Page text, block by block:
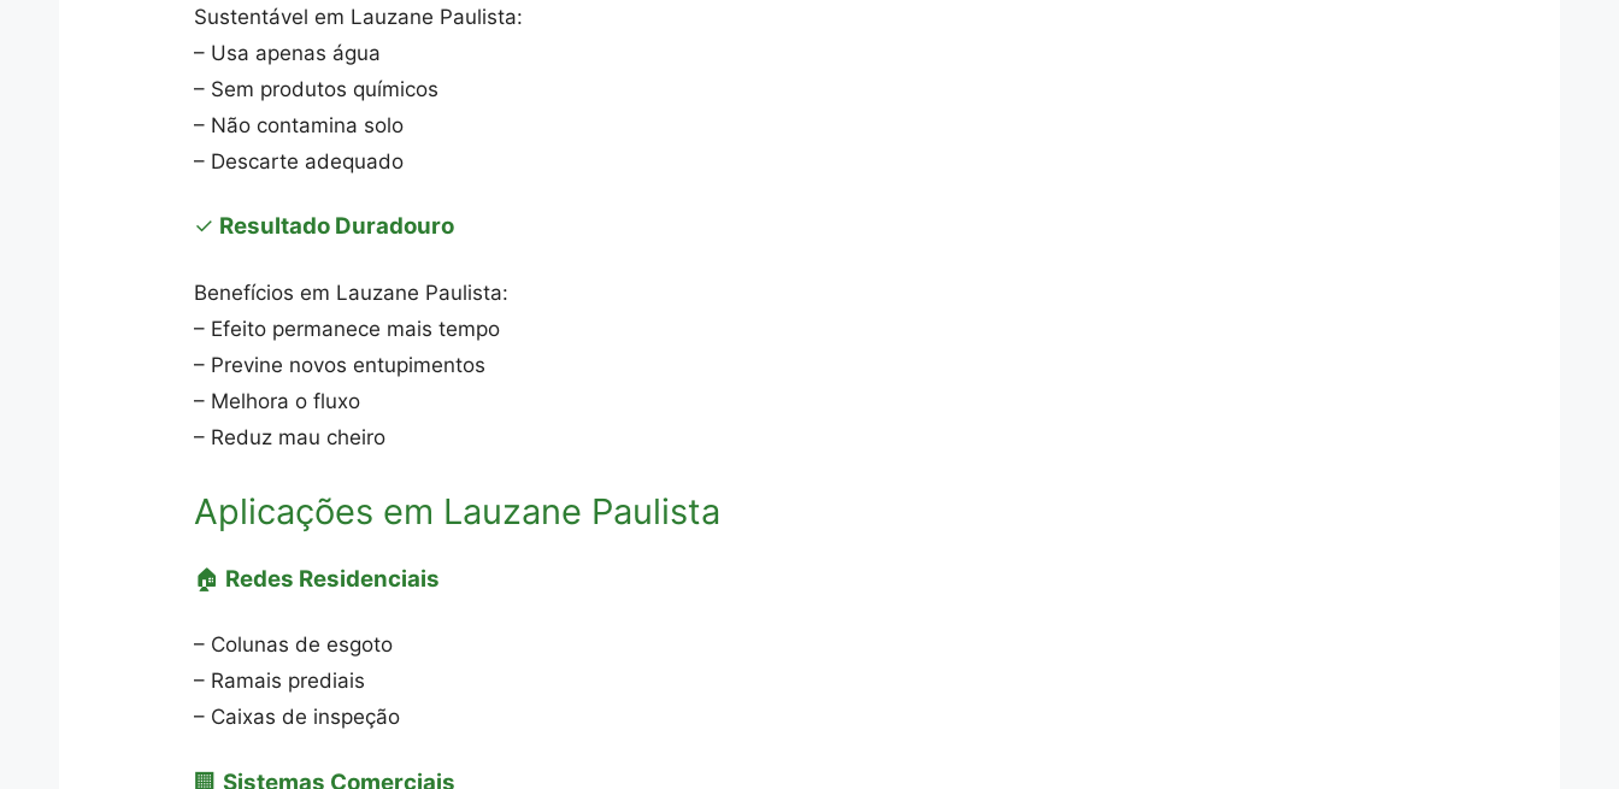
Sustentável em Lauzane Paulista:
– Usa apenas água
– Sem produtos químicos
– Não contamina solo
– Descarte adequado
✓ Resultado Duradouro
Benefícios em Lauzane Paulista:
– Efeito permanece mais tempo
– Previne novos entupimentos
– Melhora o fluxo
– Reduz mau cheiro
Aplicações em Lauzane Paulista
🏠 Redes Residenciais
– Colunas de esgoto
– Ramais prediais
– Caixas de inspeção
🏢 Sistemas Comerciais